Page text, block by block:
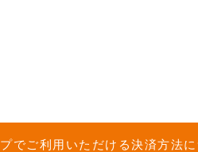
でご利用いただける決済方法